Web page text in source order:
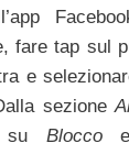
fare tap sul
e
sezione
su Bloccoe